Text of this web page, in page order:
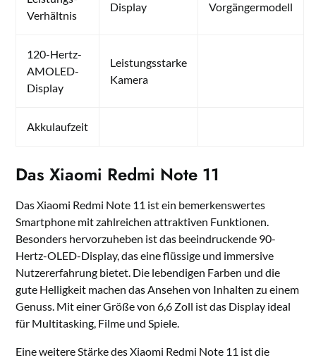
Verhältnis
Display
Vorgängermodell
120-Hertz-
AMOLED-
Display
Leistungsstarke
Kamera
Akkulaufzeit
Das Xiaomi Redmi Note 11
Das Xiaomi Redmi Note 11 ist ein bemerkenswertes
Smartphone mit zahlreichen attraktiven Funktionen.
Besonders hervorzuheben ist das beeindruckende 90-
Hertz-OLED-Display, das eine flüssige und immersive
Nutzererfahrung bietet. Die lebendigen Farben und die
gute Helligkeit machen das Ansehen von Inhalten zu einem
Genuss. Mit einer Größe von 6,6 Zoll ist das Display ideal
für Multitasking, Filme und Spiele.
Eine weitere Stärke des Xiaomi Redmi Note 11 ist die